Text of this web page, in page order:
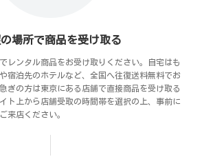
場所で商品を受け取る
レンタル商品をお受け取りください。自宅はも
宿泊先のホテルなど、全国へ往復送料無料でお
ぎの方は東京にある店舗で直接商品を受け取る
ト上から店舗受取の時間帯を選択の上、事前に
来店ください。